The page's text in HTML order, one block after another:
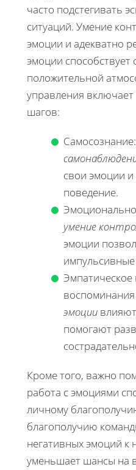
часто подстегивать
ситуаций. Умение
эмоции и адекватно
эмоции способствует
положительной
управления включает
шагов:
свои эмоции
поведение.
умение
эмоции
воспоминания
эмоции
помогают
Кроме того, важно
работа с эмоциями
личному
благополучию
негативных эмоций к
уменьшает шансы на